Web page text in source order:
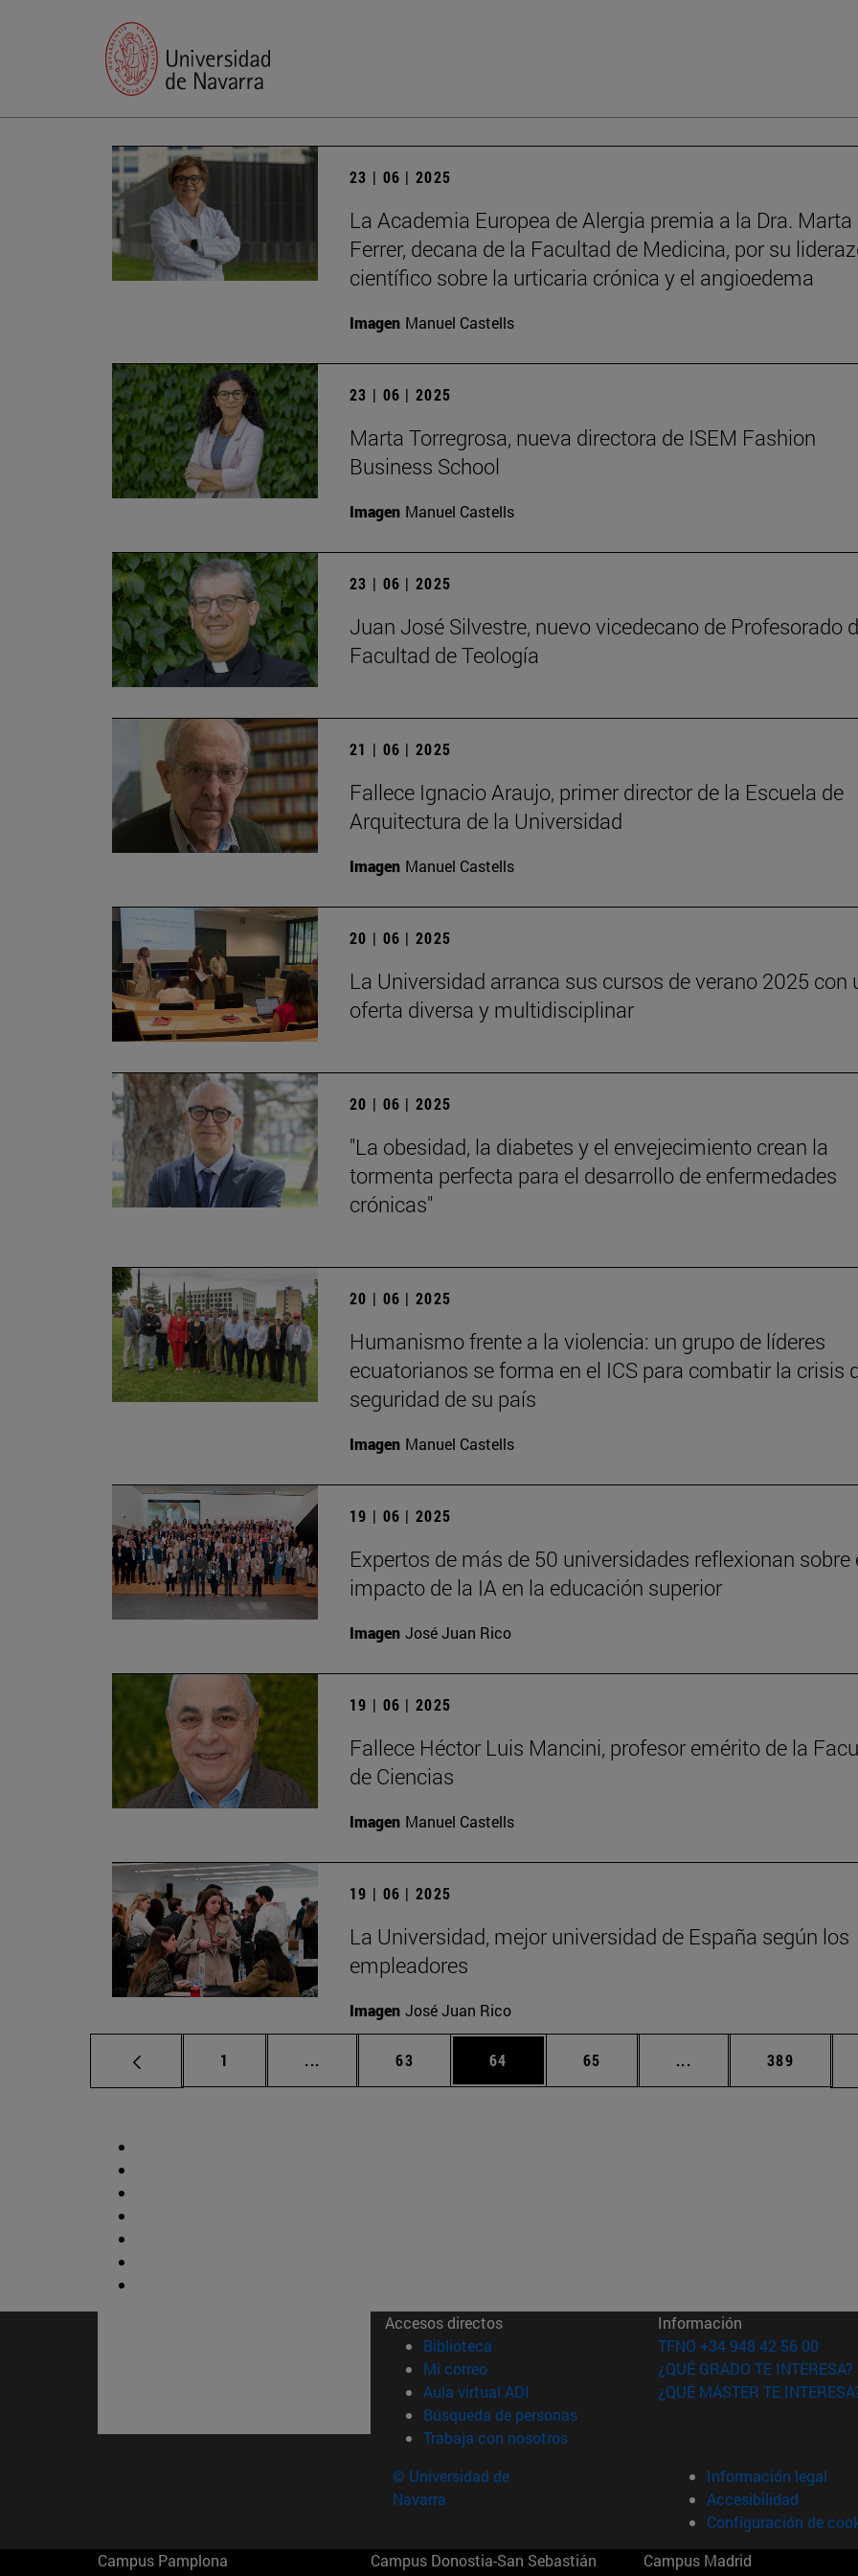
23 | 06 | 2025
La Academia Europea de Alergia premia a la Dra. Marta
Ferrer, decana de la Facultad de Medicina, por su
científico sobre la urticaria crónica y el angioedema
Imagen Manuel Castells
23 | 06 | 2025
Marta Torregrosa, nueva directora de ISEM Fashion
Business School
Imagen Manuel Castells
23 | 06 | 2025
Juan José Silvestre, nuevo vicedecano de Profesorado
Facultad de Teología
21 | 06 | 2025
Fallece Ignacio Araujo, primer director de la Escuela de
Arquitectura de la Universidad
Imagen Manuel Castells
20 | 06 | 2025
La Universidad arranca sus cursos de verano 2025 con
oferta diversa y multidisciplinar
20 | 06 | 2025
"La obesidad, la diabetes y el envejecimiento crean la
tormenta perfecta para el desarrollo de enfermedades
crónicas"
20 | 06 | 2025
Humanismo frente a la violencia: un grupo de líderes
ecuatorianos se forma en el ICS para combatir la crisis
seguridad de su país
Imagen Manuel Castells
19 | 06 | 2025
Expertos de más de 50 universidades reflexionan sobre
impacto de la IA en la educación superior
Imagen José Juan Rico
19 | 06 | 2025
Fallece Héctor Luis Mancini, profesor emérito de la
de Ciencias
Imagen Manuel Castells
19 | 06 | 2025
La Universidad, mejor universidad de España según los
empleadores
Imagen José Juan Rico
Página
1 ... Páginas intermedias Use TAB para desplazarse.
Página
63 Página
64 Página
65 ... Páginas intermedias
Página
389
Accesos directos
Biblioteca (abre en nueva ventana)
Mi correo(abre en nueva ventana)
Aula virtual ADI (abre en nueva ventana)
Búsqueda de personas(abre en nueva ventana)
Trabaja con nosotros(abre en nueva ventana)
Información
TFNO +34 948 42 56 00
¿QUÉ GRADO TE INTERESA?
¿QUÉ MÁSTER TE
© Universidad de
Navarra
Información legal
Accesibilidad
Configuración de
Campus Pamplona
Campus Donostia-San Sebastián
Campus Madrid